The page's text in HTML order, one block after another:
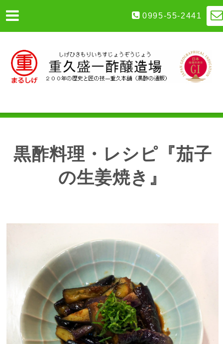
0995-55-2441
黒酢料理・レシピ『茄子
の生姜焼き』